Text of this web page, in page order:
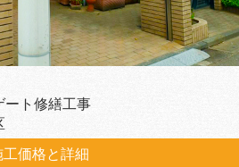
ート修繕工事
工価格と詳細